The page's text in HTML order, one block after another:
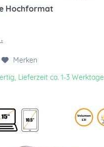
Hochformat
Merken
Lieferzeit ca. 1-3 Werktage